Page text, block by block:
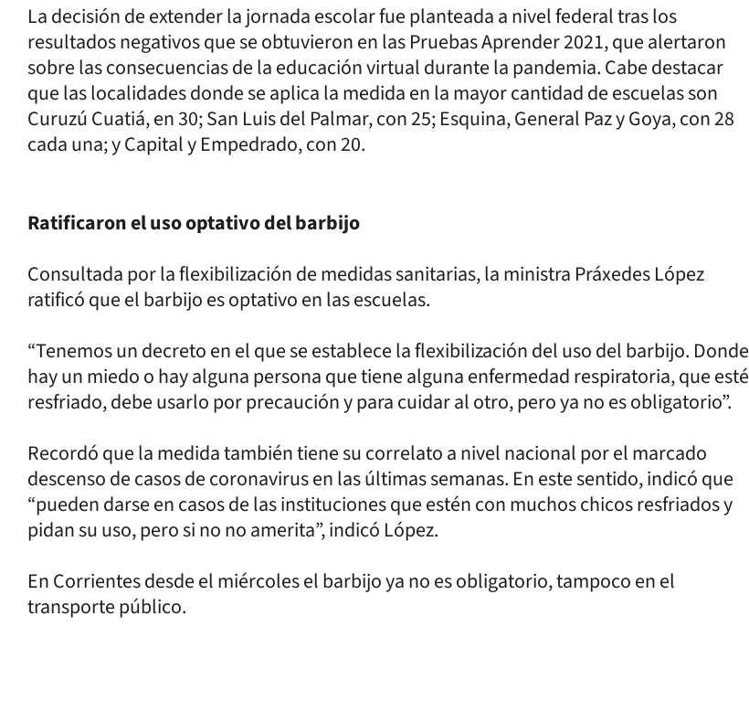
La decisión de extender la jornada escolar fue planteada a nivel federal tras los
resultados negativos que se obtuvieron en las Pruebas Aprender 2021, que alertaron
sobre las consecuencias de la educación virtual durante la pandemia. Cabe destacar
que las localidades donde se aplica la medida en la mayor cantidad de escuelas son
Curuzú Cuatiá, en 30; San Luis del Palmar, con 25; Esquina, General Paz y Goya, con 28
cada una; y Capital y Empedrado, con 20.
Ratificaron el uso optativo del barbijo
Consultada por la flexibilización de medidas sanitarias, la ministra Práxedes López
ratificó que el barbijo es optativo en las escuelas.
“Tenemos un decreto en el que se establece la flexibilización del uso del barbijo. Donde
hay un miedo o hay alguna persona que tiene alguna enfermedad respiratoria, que esté
resfriado, debe usarlo por precaución y para cuidar al otro, pero ya no es obligatorio”.
Recordó que la medida también tiene su correlato a nivel nacional por el marcado
descenso de casos de coronavirus en las últimas semanas. En este sentido, indicó que
“pueden darse en casos de las instituciones que estén con muchos chicos resfriados y
pidan su uso, pero si no no amerita”, indicó López.
En Corrientes desde el miércoles el barbijo ya no es obligatorio, tampoco en el
transporte público.